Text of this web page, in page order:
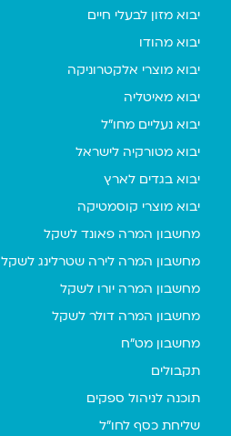
יבוא מזון לבעלי חיים
יבוא מהודו
יבוא מוצרי אלקטרוניקה
יבוא מאיטליה
יבוא נעליים מחו"ל
יבוא מטורקיה לישראל
יבוא בגדים לארץ
יבוא מוצרי קוסמטיקה
מחשבון המרה פאונד לשקל
מחשבון המרה לירה שטרלינג לשקל
מחשבון המרה יורו לשקל
מחשבון המרה דולר לשקל
מחשבון מט"ח
תקבולים
תוכנה לניהול ספקים
שליחת כסף לחו"ל